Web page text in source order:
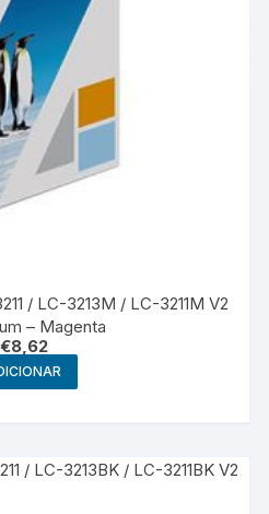
/ LC-3213M / LC-3211M V2
– Magenta
€8,62